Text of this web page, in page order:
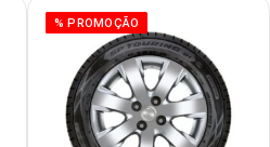
% PROMOÇÃO